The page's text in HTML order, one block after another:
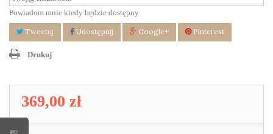
Powiadom mnie kiedy będzie dostępny
Tweetuj Udostępnij Google+ Pinterest
Drukuj
369,00 zł